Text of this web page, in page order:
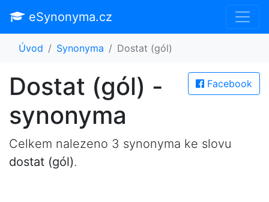
eSynonyma.cz
Úvod Synonyma Dostat (gól)
Facebook
Dostat (gól) -
synonyma
Celkem nalezeno 3 synonyma ke slovu
dostat (gól).